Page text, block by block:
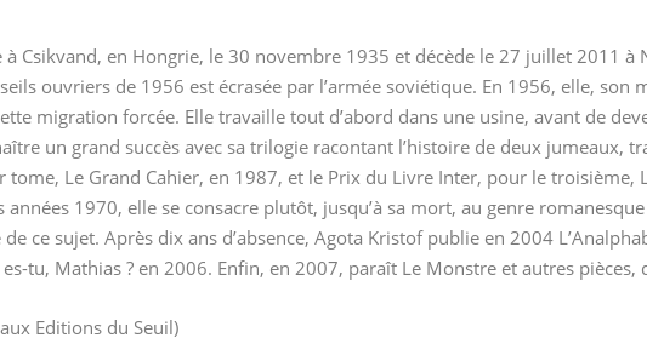
à Csikvand, en Hongrie, le 30 novembre 1935 et décède le 27 juillet 2011 à
ouvriers de 1956 est écrasée par l’armée soviétique. En 1956, elle, son
migration forcée. Elle travaille tout d’abord dans une usine, avant de
un grand succès avec sa trilogie racontant l’histoire de deux jumeaux,
Le Grand Cahier, en 1987, et le Prix du Livre Inter, pour le troisième,
années 1970, elle se consacre plutôt, jusqu’à sa mort, au genre
ce sujet. Après dix ans d’absence, Agota Kristof publie en 2004
tu, Mathias ? en 2006. Enfin, en 2007, paraît Le Monstre et autres pièces,
Editions du Seuil)